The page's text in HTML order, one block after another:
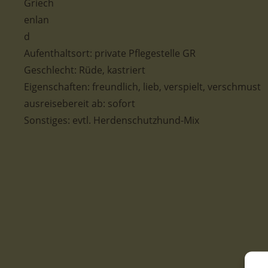
Aufenthaltsort: private Pflegestelle GR
Geschlecht: Rüde, kastriert
Eigenschaften: freundlich, lieb, verspielt, verschmust
ausreisebereit ab: sofort
Sonstiges: evtl. Herdenschutzhund-Mix